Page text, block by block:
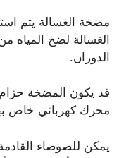
مضخة الغسالة يتم
الغسالة لضخ المياه
الدوران.
قد يكون المضخة
محرك كهربائي خاص
يمكن للضوضاء